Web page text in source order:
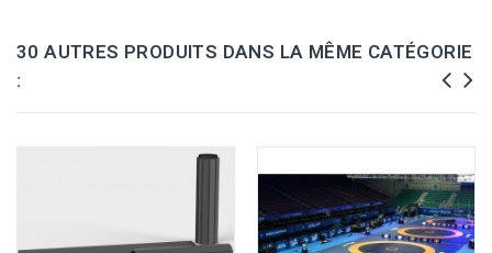
30 AUTRES PRODUITS DANS LA MÊME CATÉGORIE
: